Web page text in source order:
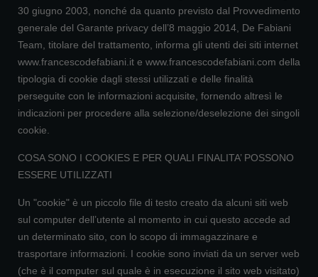
30 giugno 2003, nonché da quanto previsto dal Provvedimento
generale del Garante privacy dell’8 maggio 2014, De Fabiani
Team, titolare del trattamento, informa gli utenti dei siti internet
www.francescodefabiani.it e www.francescodefabiani.com della
tipologia di cookie dagli stessi utilizzati e delle finalità
perseguite con le informazioni acquisite, fornendo altresì le
indicazioni per procedere alla selezione/deselezione dei singoli
cookie.
COSA SONO I COOKIES E PER QUALI FINALITA’ POSSONO
ESSERE UTILIZZATI
Un "cookie" è un piccolo file di testo creato da alcuni siti web
sul computer dell’utente al momento in cui questo accede ad
un determinato sito, con lo scopo di immagazzinare e
trasportare informazioni. I cookie sono inviati da un server web
(che è il computer sul quale è in esecuzione il sito web visitato)